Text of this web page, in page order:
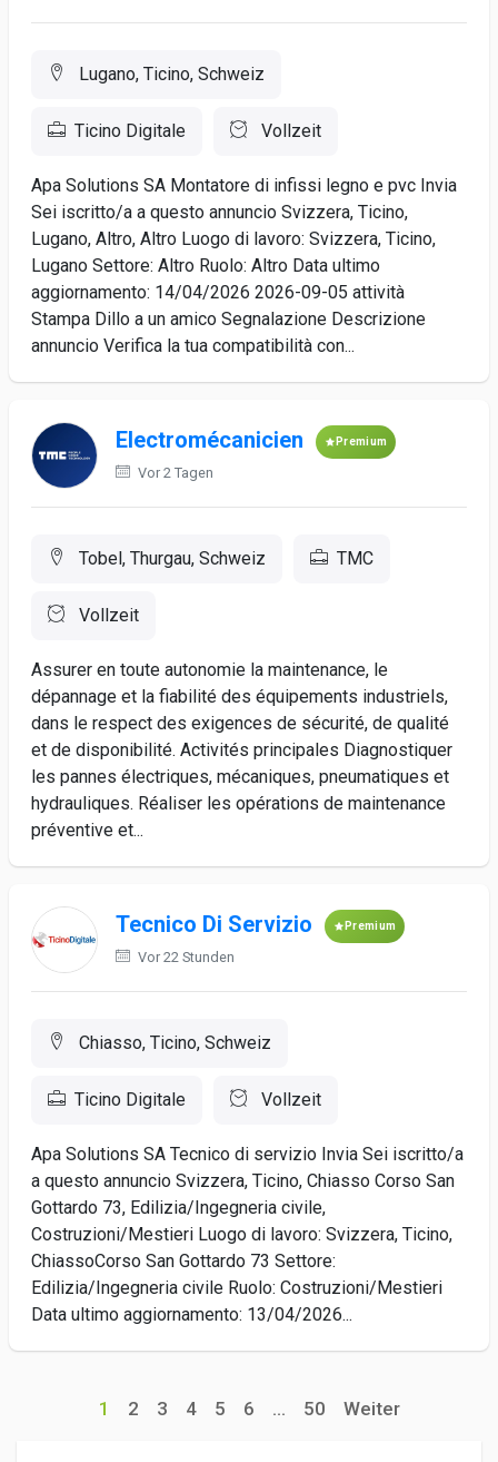
Lugano, Ticino, Schweiz
Ticino Digitale Vollzeit
Apa Solutions SA Montatore di infissi legno e pvc Invia
Sei iscritto/a a questo annuncio Svizzera, Ticino,
Lugano, Altro, Altro Luogo di lavoro: Svizzera, Ticino,
Lugano Settore: Altro Ruolo: Altro Data ultimo
aggiornamento: 14/04/2026 2026-09-05 attività
Stampa Dillo a un amico Segnalazione Descrizione
annuncio Verifica la tua compatibilità con...
Electromécanicien Premium
Vor 2 Tagen
Tobel, Thurgau, Schweiz TMC
Vollzeit
Assurer en toute autonomie la maintenance, le
dépannage et la fiabilité des équipements industriels,
dans le respect des exigences de sécurité, de qualité
et de disponibilité. Activités principales Diagnostiquer
les pannes électriques, mécaniques, pneumatiques et
hydrauliques. Réaliser les opérations de maintenance
préventive et...
Tecnico Di Servizio Premium
Vor 22 Stunden
Chiasso, Ticino, Schweiz
Ticino Digitale Vollzeit
Apa Solutions SA Tecnico di servizio Invia Sei iscritto/a
a questo annuncio Svizzera, Ticino, Chiasso Corso San
Gottardo 73, Edilizia/Ingegneria civile,
Costruzioni/Mestieri Luogo di lavoro: Svizzera, Ticino,
ChiassoCorso San Gottardo 73 Settore:
Edilizia/Ingegneria civile Ruolo: Costruzioni/Mestieri
Data ultimo aggiornamento: 13/04/2026...
1 2 3 4 5 6 ... 50 Weiter